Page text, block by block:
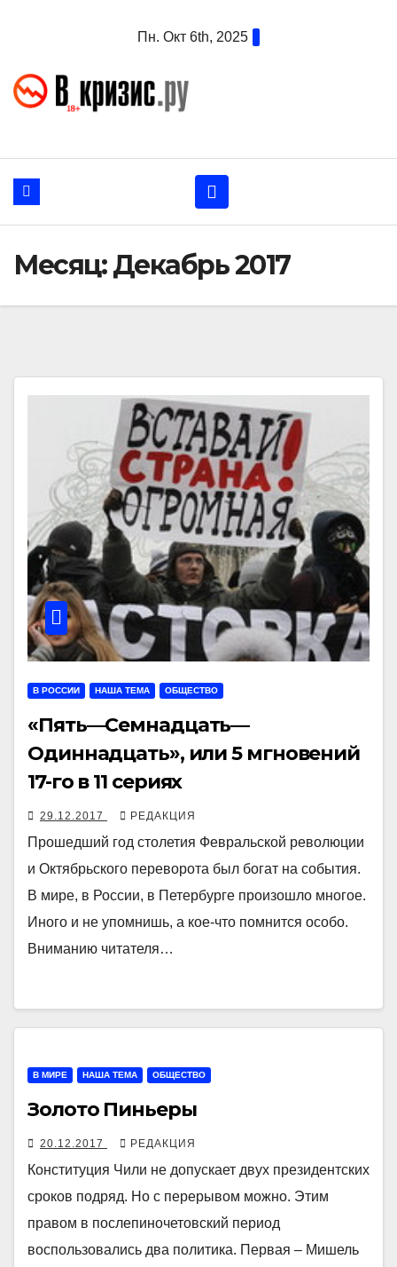
Пн. Окт 6th, 2025
Месяц:Декабрь 2017
В РОССИИ НАША ТЕМА ОБЩЕСТВО
«Пять—Семнадцать—
Одиннадцать», или 5 мгновений
17-го в 11 сериях
29.12.2017 РЕДАКЦИЯ
Прошедший год столетия Февральской революции
и Октябрьского переворота был богат на события.
В мире, в России, в Петербурге произошло многое.
Иного и не упомнишь, а кое-что помнится особо.
Вниманию читателя…
В МИРЕ НАША ТЕМА ОБЩЕСТВО
Золото Пиньеры
20.12.2017 РЕДАКЦИЯ
Конституция Чили не допускает двух президентских
сроков подряд. Но с перерывом можно. Этим
правом в послепиночетовский период
воспользовались два политика. Первая – Мишель